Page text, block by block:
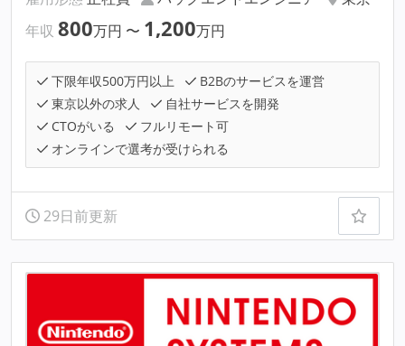
年収 800万円 〜 1,200万円
下限年収500万円以上
B2Bのサービスを運営
東京以外の求人
自社サービスを開発
CTOがいる
フルリモート可
オンラインで選考が受けられる
29日前更新